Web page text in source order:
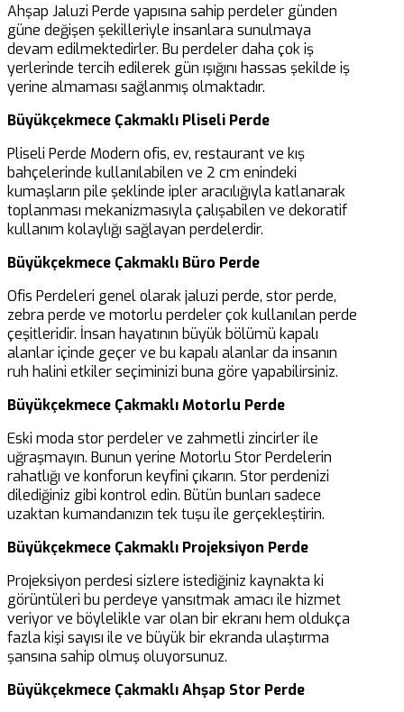
Ahşap Jaluzi Perde yapısına sahip perdeler günden
güne değişen şekilleriyle insanlara sunulmaya
devam edilmektedirler. Bu perdeler daha çok iş
yerlerinde tercih edilerek gün ışığını hassas şekilde iş
yerine almaması sağlanmış olmaktadır.
Büyükçekmece Çakmaklı Pliseli Perde
Pliseli Perde Modern ofis, ev, restaurant ve kış
bahçelerinde kullanılabilen ve 2 cm enindeki
kumaşların pile şeklinde ipler aracılığıyla katlanarak
toplanması mekanizmasıyla çalışabilen ve dekoratif
kullanım kolaylığı sağlayan perdelerdir.
Büyükçekmece Çakmaklı Büro Perde
Ofis Perdeleri genel olarak jaluzi perde, stor perde,
zebra perde ve motorlu perdeler çok kullanılan perde
çeşitleridir. İnsan hayatının büyük bölümü kapalı
alanlar içinde geçer ve bu kapalı alanlar da insanın
ruh halini etkiler seçiminizi buna göre yapabilirsiniz.
Büyükçekmece Çakmaklı Motorlu Perde
Eski moda stor perdeler ve zahmetli zincirler ile
uğraşmayın. Bunun yerine Motorlu Stor Perdelerin
rahatlığı ve konforun keyfini çıkarın. Stor perdenizi
dilediğiniz gibi kontrol edin. Bütün bunları sadece
uzaktan kumandanızın tek tuşu ile gerçekleştirin.
Büyükçekmece Çakmaklı Projeksiyon Perde
Projeksiyon perdesi sizlere istediğiniz kaynakta ki
görüntüleri bu perdeye yansıtmak amacı ile hizmet
veriyor ve böylelikle var olan bir ekranı hem oldukça
fazla kişi sayısı ile ve büyük bir ekranda ulaştırma
şansına sahip olmuş oluyorsunuz.
Büyükçekmece Çakmaklı Ahşap Stor Perde